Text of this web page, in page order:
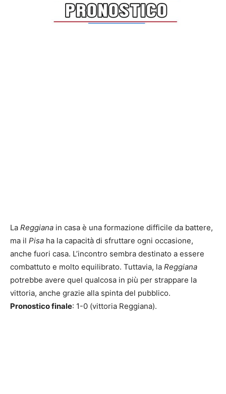
La Reggiana in casa è una formazione difficile da battere,
ma il Pisa ha la capacità di sfruttare ogni occasione,
anche fuori casa. L’incontro sembra destinato a essere
combattuto e molto equilibrato. Tuttavia, la Reggiana
potrebbe avere quel qualcosa in più per strappare la
vittoria, anche grazie alla spinta del pubblico.
Pronostico finale: 1-0 (vittoria Reggiana).